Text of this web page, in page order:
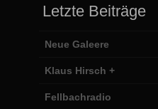
Letzte Beiträge
Neue Galeere
Klaus Hirsch +
Fellbachradio